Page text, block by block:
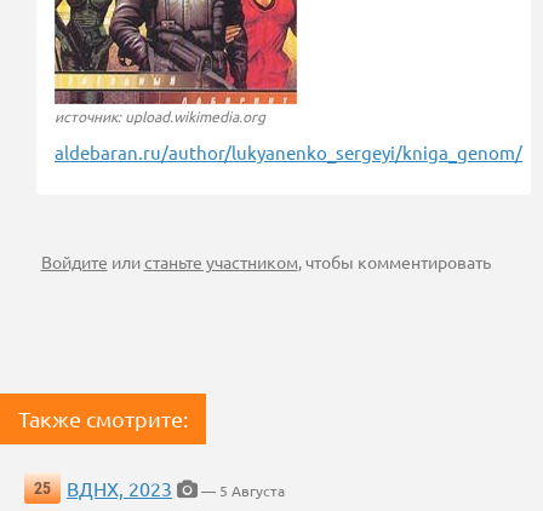
источник: upload.wikimedia.org
aldebaran.ru/author/lukyanenko_sergeyi/kniga_genom/
Войдите илистаньте участником, чтобы комментировать
Также смотрите:
25 ВДНХ, 2023
— 5 Августа